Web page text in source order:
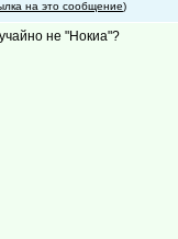
на это сообщение)
не "Нокиа"?